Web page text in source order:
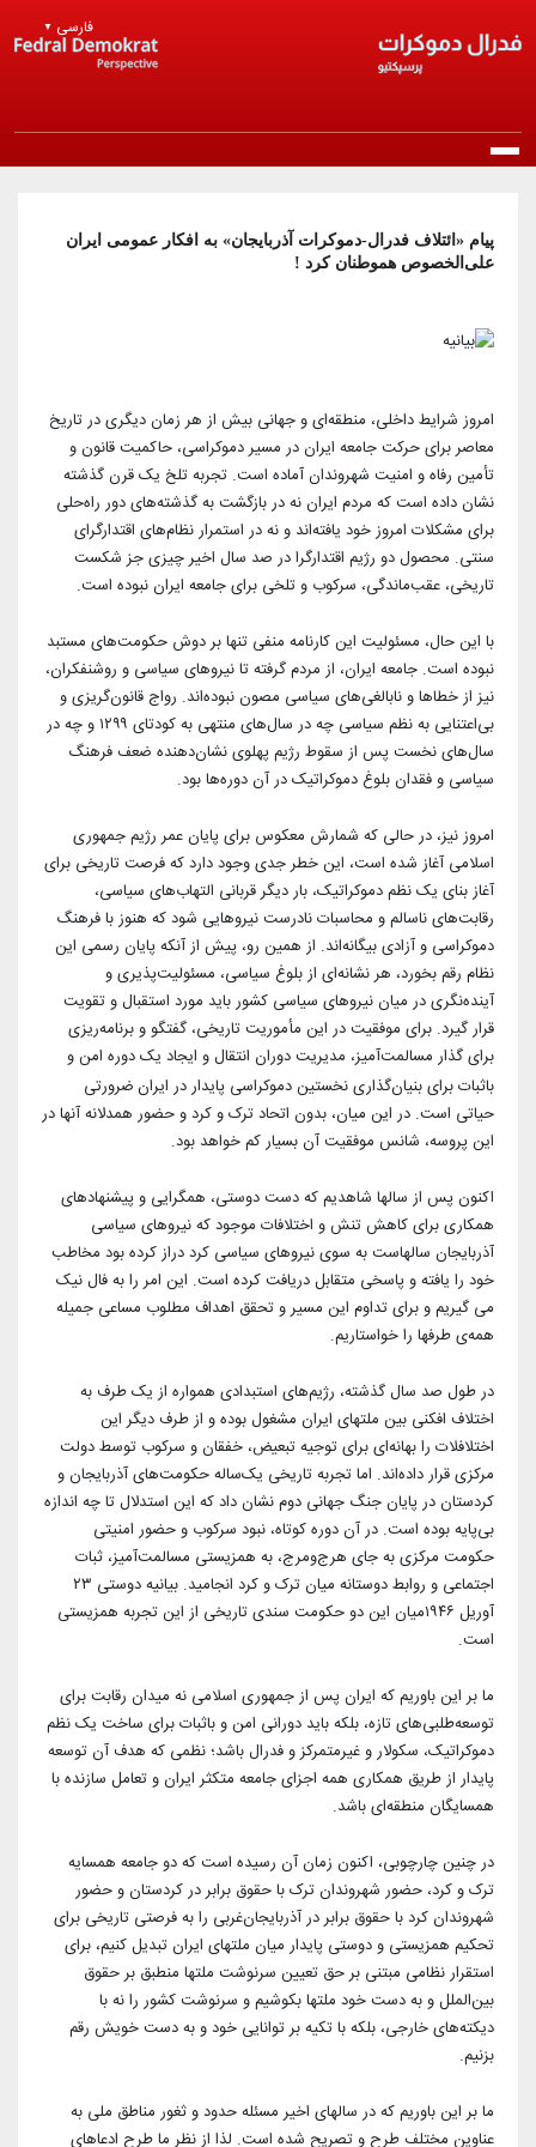
فارسی ▼
معرفی حزب
اساسنامه
منشور اخلاقی
شبکه های اجتماعی حزب
شورای مرکزی
انتشارات
راپورتلار
مقالات و دیدگاه‌ها
ویدئو‌ها
اخبار
اخبار روز
اخبار حزب
عضویت در حزب
آختار
پیام «ائتلاف فدرال-دموکرات آذربایجان» به افکار عمومی ایران
علی‌الخصوص هموطنان کرد !
امروز شرایط داخلی، منطقه‌ای و جهانی بیش از هر زمان دیگری در تاریخ
معاصر برای حرکت جامعه ایران در مسیر دموکراسی، حاکمیت قانون و
تأمین رفاه و امنیت شهروندان آماده است. تجربه تلخ یک قرن گذشته
نشان داده است که مردم ایران نه در بازگشت به گذشته‌های دور راه‌حلی
برای مشکلات امروز خود یافته‌اند و نه در استمرار نظام‌های اقتدارگرای
سنتی. محصول دو رژیم اقتدارگرا در صد سال اخیر چیزی جز شکست
تاریخی، عقب‌ماندگی، سرکوب و تلخی برای جامعه ایران نبوده است.
با این حال، مسئولیت این کارنامه منفی تنها بر دوش حکومت‌های مستبد
نبوده است. جامعه ایران، از مردم گرفته تا نیروهای سیاسی و روشنفکران،
نیز از خطاها و نابالغی‌های سیاسی مصون نبوده‌اند. رواج قانون‌گریزی و
بی‌اعتنایی به نظم سیاسی چه در سال‌های منتهی به کودتای ۱۲۹۹ و چه در
سال‌های نخست پس از سقوط رژیم پهلوی نشان‌دهنده ضعف فرهنگ
سیاسی و فقدان بلوغ دموکراتیک در آن دوره‌ها بود.
امروز نیز، در حالی که شمارش معکوس برای پایان عمر رژیم جمهوری
اسلامی آغاز شده است، این خطر جدی وجود دارد که فرصت تاریخی برای
آغاز بنای یک نظم دموکراتیک، بار دیگر قربانی التهاب‌های سیاسی،
رقابت‌های ناسالم و محاسبات نادرست نیروهایی شود که هنوز با فرهنگ
دموکراسی و آزادی بیگانه‌اند. از همین رو، پیش از آنکه پایان رسمی این
نظام رقم بخورد، هر نشانه‌ای از بلوغ سیاسی، مسئولیت‌پذیری و
آینده‌نگری در میان نیروهای سیاسی کشور باید مورد استقبال و تقویت
قرار گیرد. برای موفقیت در این مأموریت تاریخی، گفتگو و برنامه‌ریزی
برای گذار مسالمت‌آمیز، مدیریت دوران انتقال و ایجاد یک دوره امن و
باثبات برای بنیان‌گذاری نخستین دموکراسی پایدار در ایرانضرورتی
حیاتی است. در این میان، بدون اتحاد ترک و کرد و حضور همدلانه آنها در
این پروسه، شانس موفقیت آن بسیار کم خواهد بود.
اکنون پس از سالها شاهدیم که دست دوستی، همگرایی و پیشنهادهای
همکاری برای کاهش تنش و اختلافات موجود که نیروهای سیاسی
آذربایجان سالهاست به سوی نیروهای سیاسی کرد دراز کرده بود مخاطب
خود را یافته و پاسخی متقابل دریافت کرده است. این امر را به فال نیک
می گیریم و برای تداوم این مسیر و تحقق اهداف مطلوب مساعی جمیله
همه‌ی طرفها را خواستاریم.
در طول صد سال گذشته، رژیم‌های استبدادی همواره از یک طرف به
اختلاف افکنی بین ملتهای ایران مشغول بوده و از طرف دیگر این
اختلافلات را بهانه‌ای برای توجیه تبعیض، خفقان و سرکوب توسط دولت
مرکزی قرار داده‌اند. اما تجربه تاریخی یک‌ساله حکومت‌های آذربایجان و
کردستان در پایان جنگ جهانی دوم نشان داد که این استدلال تا چه اندازه
بی‌پایه بوده است. در آن دوره کوتاه، نبود سرکوب و حضور امنیتی
حکومت مرکزی به جای هرج‌ومرج، به همزیستی مسالمت‌آمیز، ثبات
اجتماعی و روابط دوستانه میان ترک و کرد انجامید. بیانیه دوستی ۲۳
آوریل ۱۹۴۶میان این دو حکومت سندی تاریخی از این تجربه همزیستی
است.
ما بر این باوریم که ایران پس از جمهوری اسلامی نه میدان رقابت برای
توسعه‌طلبی‌های تازه، بلکه باید دورانی امن و باثبات برای ساخت یک نظم
دموکراتیک، سکولار و غیرمتمرکز و فدرال باشد؛ نظمی که هدف آن توسعه
پایدار از طریق همکاری همه اجزای جامعه متکثر ایران و تعامل سازنده با
همسایگان منطقه‌ای باشد.
در چنین چارچوبی، اکنون زمان آن رسیده است که دو جامعه همسایه
ترک و کرد، حضور شهروندان ترک با حقوق برابر در کردستان و حضور
شهروندان کرد با حقوق برابر در آذربایجان‌غربی را به فرصتی تاریخی برای
تحکیم همزیستی و دوستی پایدار میان ملتهای ایران تبدیل کنیم، برای
استقرار نظامی مبتنی بر حق تعیین سرنوشت ملتها منطبق بر حقوق
بین‌الملل و به دست خود ملتها بکوشیم و سرنوشت کشور را نه با
دیکته‌های خارجی، بلکه با تکیه بر توانایی خود و به دست خویش رقم
بزنیم.
ما بر این باوریم که در سالهای اخیر مسئله حدود و ثغور مناطق ملی به
عناوین مختلف طرح و تصریح شده است. لذا از نظر ما طرح ادعاهای